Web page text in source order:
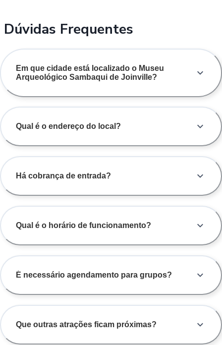
Dúvidas Frequentes
Em que cidade está localizado o Museu
Arqueológico Sambaqui de Joinville?
Qual é o endereço do local?
Há cobrança de entrada?
Qual é o horário de funcionamento?
É necessário agendamento para grupos?
Que outras atrações ficam próximas?